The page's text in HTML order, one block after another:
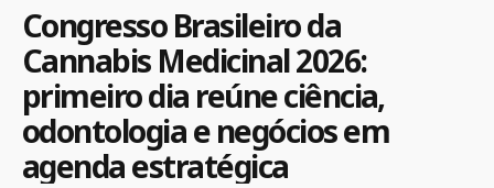
Congresso Brasileiro da
Cannabis Medicinal 2026:
primeiro dia reúne ciência,
odontologia e negócios em
agenda estratégica